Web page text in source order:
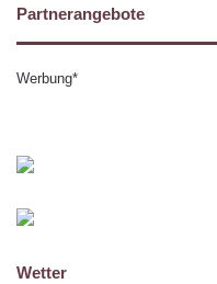
Partnerangebote
Werbung*
Wetter